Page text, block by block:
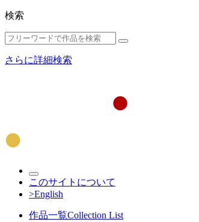
検索
さらに詳細検索
このサイトについて
>English
作品一覧Collection List